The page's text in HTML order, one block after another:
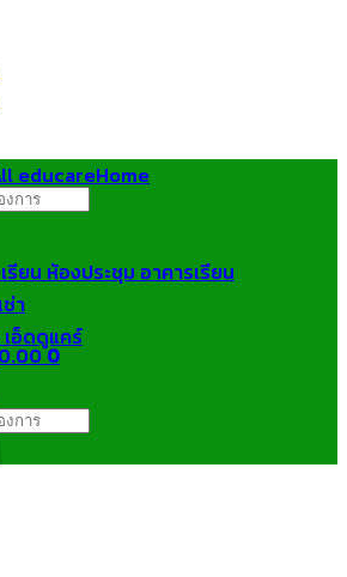
0
Home
ยน ห้องประชุม อาคารเรียน
า
เอ็ดดูแคร์